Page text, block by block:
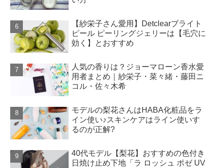
【紗栄子さん愛用】Detclearブライト
ピール ピーリングジェリーは【毛穴に
効く】とおすすめ
人気の香りは？ジョーマローン香水愛
用者まとめ｜紗栄子・菜々緒・藤田ニ
コル・佐々木希
モデルの梨花さんはHABA化粧品をラ
イン使い♪スキンケアはライン使いす
るのが正解?
40代モデル【梨花】おすすめの色付き
日焼け止め下地「ラ ロッシュ ポゼ UV